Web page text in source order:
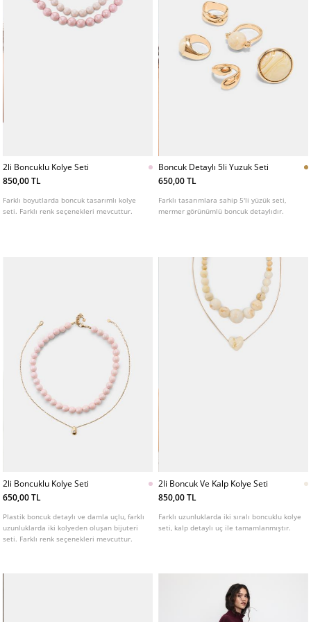
2li Boncuklu Kolye Seti
850,00 TL
Farklı boyutlarda boncuk tasarımlı kolye
seti. Farklı renk seçenekleri mevcuttur.
Boncuk Detaylı 5li Yuzuk Seti
650,00 TL
Farklı tasarımlara sahip 5'li yüzük seti,
mermer görünümlü boncuk detaylıdır.
2li Boncuklu Kolye Seti
650,00 TL
Plastik boncuk detaylı ve damla uçlu, farklı
uzunluklarda iki kolyeden oluşan bijuteri
seti. Farklı renk seçenekleri mevcuttur.
2li Boncuk Ve Kalp Kolye Seti
850,00 TL
Farklı uzunluklarda iki sıralı boncuklu kolye
seti, kalp detaylı uç ile tamamlanmıştır.